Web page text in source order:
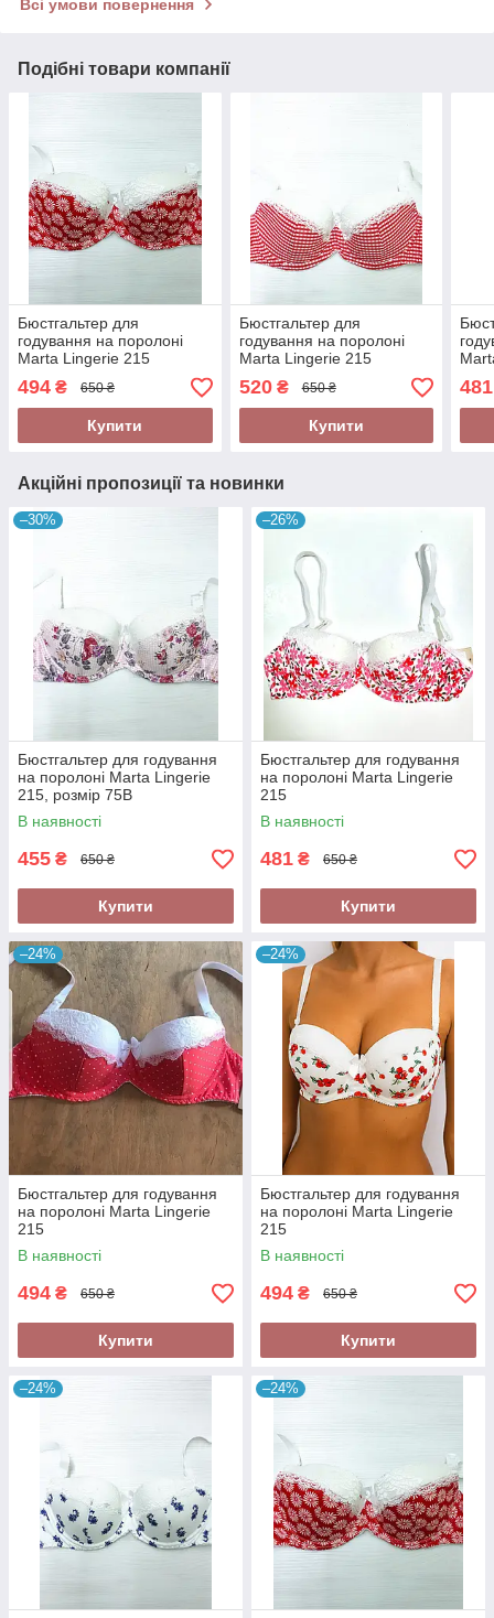
Всі умови повернення
Подібні товари компанії
Бюстгальтер для
годування на поролоні
Marta Lingerie 215
494 ₴ 650 ₴
Купити
Бюстгальтер для
годування на поролоні
Marta Lingerie 215
520₴ 650 ₴
Купити
481
Акційні пропозиції та новинки
–30%
Бюстгальтер для годування
на поролоні Marta Lingerie
215, розмір 75B
В наявності
455 ₴ 650 ₴
Купити
–26%
Бюстгальтер для годування
на поролоні Marta Lingerie
215
В наявності
481 ₴ 650 ₴
Купити
–24%
Бюстгальтер для годування
на поролоні Marta Lingerie
215
В наявності
494 ₴ 650 ₴
Купити
–24%
Бюстгальтер для годування
на поролоні Marta Lingerie
215
В наявності
494 ₴ 650 ₴
Купити
–24% –24%